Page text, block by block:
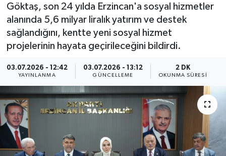
Göktaş, son 24 yılda Erzincan'a sosyal hizmetler
alanında 5,6 milyar liralık yatırım ve destek
sağlandığını, kentte yeni sosyal hizmet
projelerinin hayata geçirileceğini bildirdi.
03.07.2026 - 12:42
YAYINLANMA
03.07.2026 - 13:12
GÜNCELLEME
2 DK
OKUNMA SÜRESI
MEDYA
ÖZEL HABER
SİYASET
GÜNCEL
Haber Arşivi